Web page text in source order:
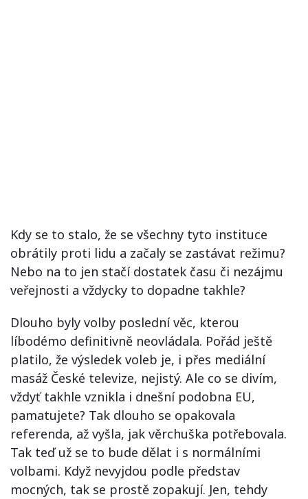
Kdy se to stalo, že se všechny tyto instituce
obrátily proti lidu a začaly se zastávat režimu?
Nebo na to jen stačí dostatek času či nezájmu
veřejnosti a vždycky to dopadne takhle?
Dlouho byly volby poslední věc, kterou
líbodémo definitivně neovládala. Pořád ještě
platilo, že výsledek voleb je, i přes mediální
masáž České televize, nejistý. Ale co se divím,
vždyť takhle vznikla i dnešní podobna EU,
pamatujete? Tak dlouho se opakovala
referenda, až vyšla, jak věrchuška potřebovala.
Tak teď už se to bude dělat i s normálními
volbami. Když nevyjdou podle představ
mocných, tak se prostě zopakují. Jen, tehdy